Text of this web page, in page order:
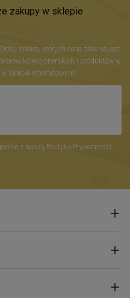
zakupy w sklepie
srebro, których cena zależna jest
kolekcjonerskich i produktów w
sklepie internetowym.
z naszą Polityką Prywatności.